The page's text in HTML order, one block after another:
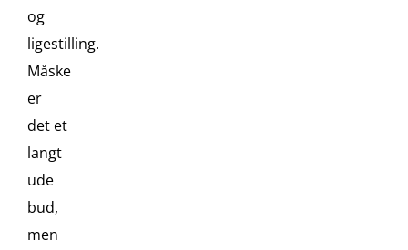
og
ligestilling.
Måske
er
det et
langt
ude
bud,
men